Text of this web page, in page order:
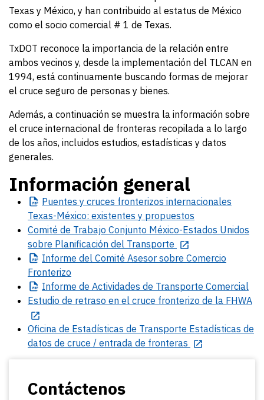
Texas y México, y han contribuido al estatus de México
como el socio comercial # 1 de Texas.
TxDOT reconoce la importancia de la relación entre
ambos vecinos y, desde la implementación del TLCAN en
1994, está continuamente buscando formas de mejorar
el cruce seguro de personas y bienes.
Además, a continuación se muestra la información sobre
el cruce internacional de fronteras recopilada a lo largo
de los años, incluidos estudios, estadísticas y datos
generales.
Información general
Puentes y cruces fronterizos internacionales
Texas-México: existentes y propuestos
Comité de Trabajo Conjunto México-Estados Unidos
sobre Planificación del Transporte
Informe del Comité Asesor sobre Comercio
Fronterizo
Informe de Actividades de Transporte Comercial
Estudio de retraso en el cruce fronterizo de la FHWA
Oficina de Estadísticas de Transporte Estadísticas de
datos de cruce / entrada de fronteras
Contáctenos